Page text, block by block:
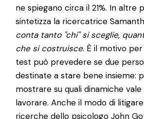
ne spiegano circa il 21%. In altre
sintetizza la ricercatrice
conta tanto "chi" si sceglie,
che si costruisce. È il motivo
test può prevedere se due
destinate a stare bene insieme:
mostrare su quali dinamiche
lavorare. Anche il modo di
ricerche dello psicologo John